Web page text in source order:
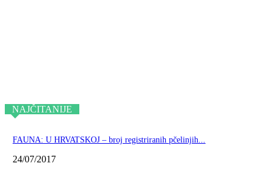
NAJČITANIJE
FAUNA: U HRVATSKOJ – broj registriranih pčelinjih...
24/07/2017